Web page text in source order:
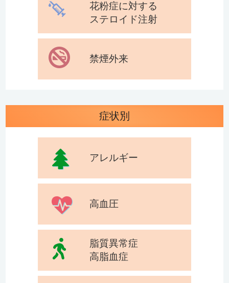
花粉症に対する
ステロイド注射
禁煙外来
症状別
アレルギー
高血圧
脂質異常症
高脂血症